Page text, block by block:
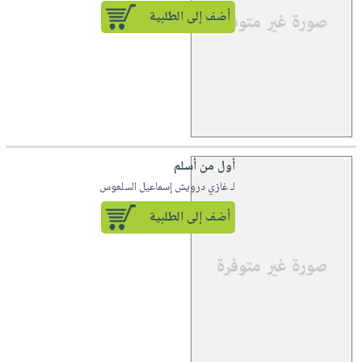
أضف إلى الطلبية
أول من أسلم
لـ غازي درويش إسماعيل السلعوس
أضف إلى الطلبية